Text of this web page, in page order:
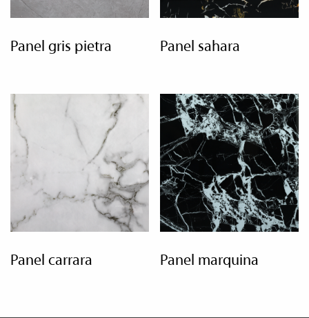
panel gris pietra panel sahara
panel carrara panel marquina